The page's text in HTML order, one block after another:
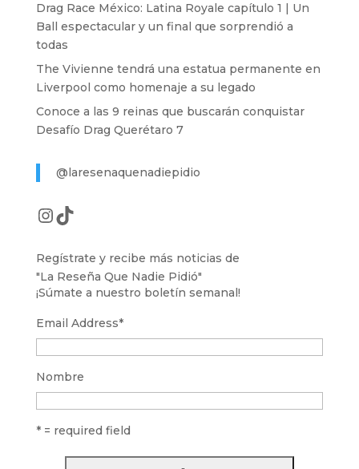
Drag Race México: Latina Royale capítulo 1 | Un
Ball espectacular y un final que sorprendió a
todas
The Vivienne tendrá una estatua permanente en
Liverpool como homenaje a su legado
Conoce a las 9 reinas que buscarán conquistar
Desafío Drag Querétaro 7
@laresenaquenadiepidio
Instagram
TikTok
Regístrate y recibe más noticias de
"La Reseña Que Nadie Pidió"
¡Súmate a nuestro boletín semanal!
Email Address*
Nombre
* = required field